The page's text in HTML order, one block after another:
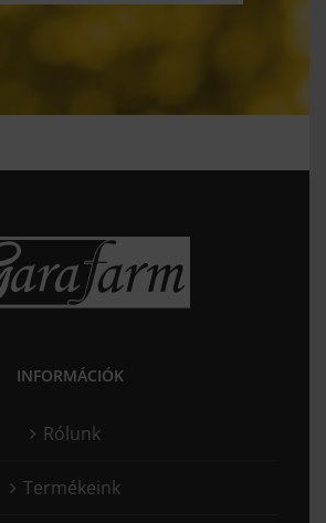
INFORMÁCIÓK
Rólunk
Termékeink